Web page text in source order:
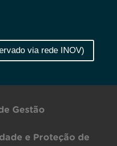
via rede INOV)
Gestão
e Proteção de